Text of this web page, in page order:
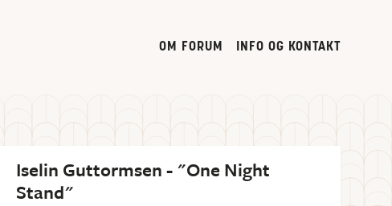
OM FORUM INFO OG KONTAKT
Iselin Guttormsen - "One Night
Stand"